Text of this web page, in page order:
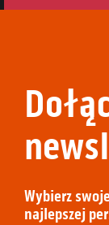
Wybierz
najlepszej